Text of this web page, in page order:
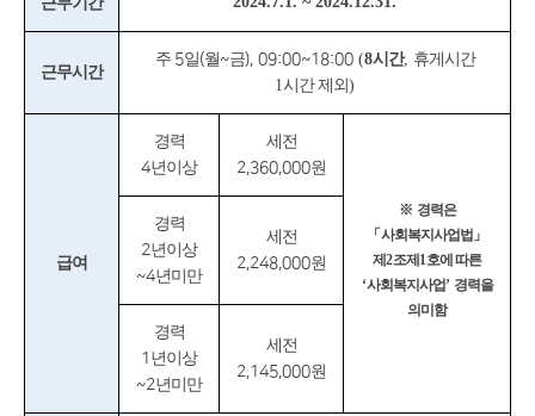
근무시간
주 5일(월~금), 09:00~18:00 (8시간, 휴게시간
1시간 제외 )
급여
경력
4년이상
세전
2,360,000원
※ 경력은
「 사회복지사업법 」
제 2조제 1호에 따른
‘사회복지사업’ 경력을
의미함
경력
2년이상
~4년미만
세전
2,248,000원
경력
1 년이상
~2년미만
세전
2,145,000원